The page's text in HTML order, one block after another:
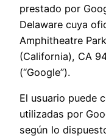
prestado por
Delaware cuya
Amphitheatre
(California), CA
(“Google”).
El usuario puede
utilizadas por
según lo